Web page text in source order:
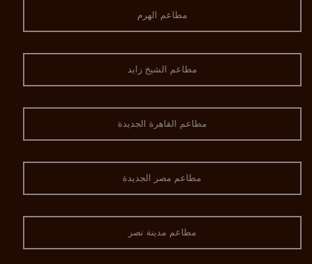
مطاعم الهرم
مطاعم الشيخ زايد
مطاعم القاهرة الجديدة
مطاعم مصر الجديدة
مطاعم مدينة نصر